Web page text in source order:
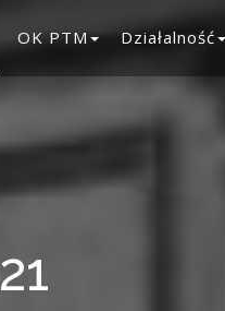
OK PTM Działalność